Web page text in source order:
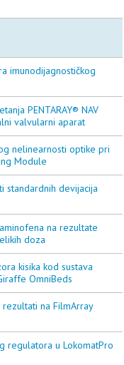
imunodijagnostičkog
PENTARAY® NAV
valvularni aparat
nelinearnosti optike pri
Module
standardnih devijacija
na rezultate
doza
kisika kod sustava
OmniBeds
na FilmArray
regulatora u LokomatPro